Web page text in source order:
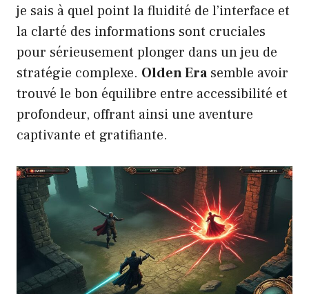
je sais à quel point la fluidité de l’interface et
la clarté des informations sont cruciales
pour sérieusement plonger dans un jeu de
stratégie complexe. Olden Erasemble avoir
trouvé le bon équilibre entre accessibilité et
profondeur, offrant ainsi une aventure
captivante et gratifiante.